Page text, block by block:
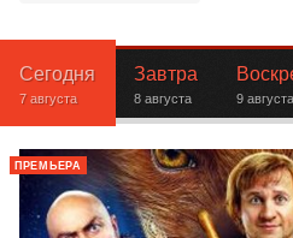
Сегодня
7 августа
Завтра
8 августа 9 августа
ПРЕМЬЕРА